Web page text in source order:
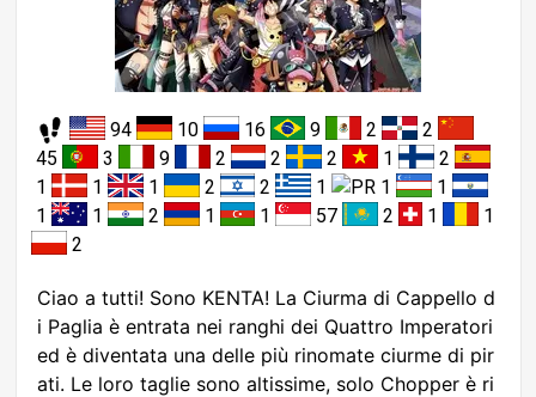
94 10 16 9 2
2
45
3 9 2 2 2 1
2
1
1 1 2 2 1 1
1
1
1 2 1 1 57 2 1
1
2
Ciao a tutti! Sono KENTA! La Ciurma di Cappello d
i Paglia è entrata nei ranghi dei Quattro Imperatori
ed è diventata una delle più rinomate ciurme di pir
ati. Le loro taglie sono altissime, solo Chopper è ri